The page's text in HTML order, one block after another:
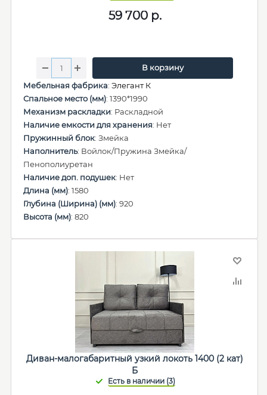
59 700р.
В корзину
Мебельная фабрика: Элегант К
Спальное место (мм): 1390*1990
Механизм раскладки: Раскладной
Наличие емкости для хранения: Нет
Пружинный блок: Змейка
Наполнитель: Войлок/Пружина Змейка/
Пенополиуретан
Наличие доп. подушек: Нет
Длина (мм): 1580
Глубина (Ширина) (мм): 920
Высота (мм): 820
Диван-малогабаритный узкий локоть 1400 (2 кат)
Б